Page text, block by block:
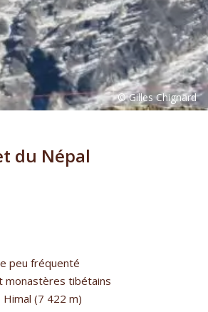
du Népal
peu fréquenté
monastères tibétains
Himal (7 422 m)